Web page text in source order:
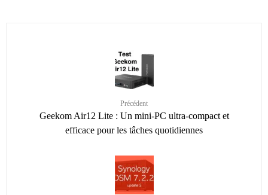
Précédent
Geekom Air12 Lite : Un mini-PC ultra-compact et
efficace pour les tâches quotidiennes